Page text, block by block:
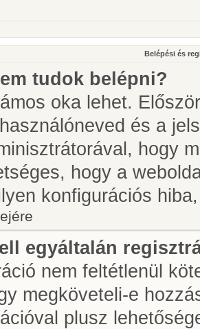
Belépési és
tudok belépni?
oka lehet.
és a
hogy
hogy a
konfigurációs
egyáltalán
nem feltétlenül
megköveteli-e
plusz